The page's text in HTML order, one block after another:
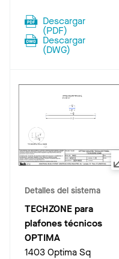
Descargar
(PDF)
Descargar
(DWG)
Detalles del sistema
TECHZONE para
plafones técnicos
OPTIMA
1403 Optima Sq